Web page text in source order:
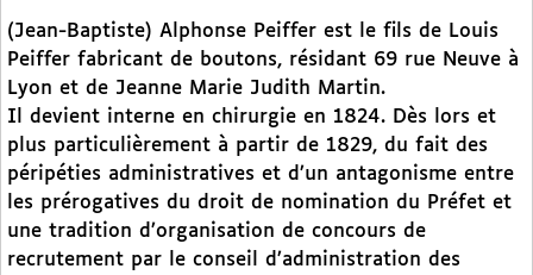
(Jean-Baptiste) Alphonse Peiffer est le fils de Louis
Peiffer fabricant de boutons, résidant 69 rue Neuve à
Lyon et de Jeanne Marie Judith Martin.
Il devient interne en chirurgie en 1824. Dès lors et
plus particulièrement à partir de 1829, du fait des
péripéties administratives et d’un antagonisme entre
les prérogatives du droit de nomination du Préfet et
une tradition d’organisation de concours de
recrutement par le conseil d’administration des